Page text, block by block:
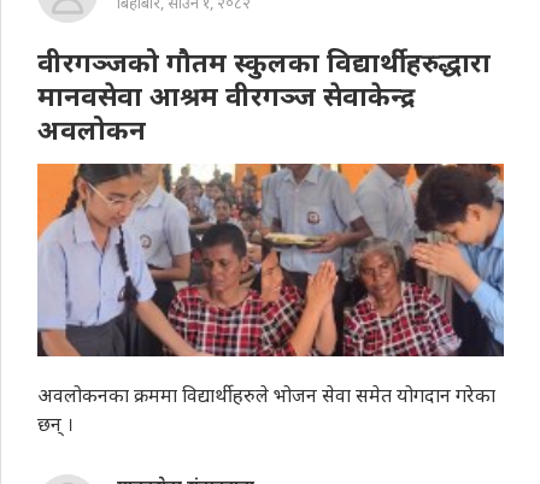
वीरगञ्जको गौतम स्कुलका विद्यार्थीहरुद्धारा
मानवसेवा आश्रम वीरगञ्ज सेवाकेन्द्र
अवलोकन
अवलोकनका क्रममा विद्यार्थीहरुले भोजन सेवा समेत योगदान गरेका
छन् ।